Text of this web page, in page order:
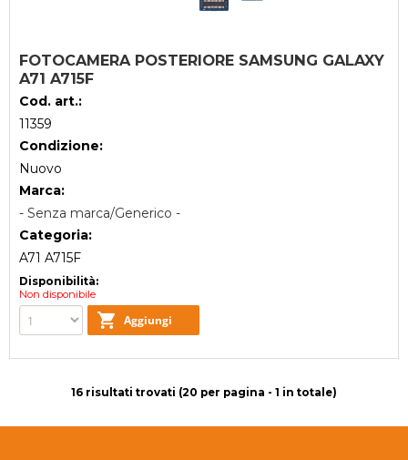
FOTOCAMERA POSTERIORE SAMSUNG GALAXY
A71 A715F
Cod. art.:
11359
Condizione:
Nuovo
Marca:
- Senza marca/Generico -
Categoria:
A71 A715F
Disponibilità:
Non disponibile
16 risultati trovati (20 per pagina - 1 in totale)